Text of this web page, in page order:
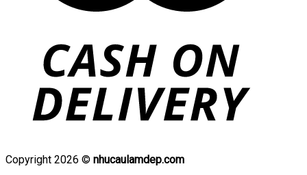
Copyright 2026 © nhucaulamdep.com